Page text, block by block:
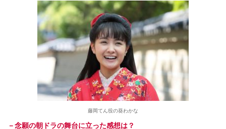
藤岡てん役の葵わかな
－念願の朝ドラの舞台に立った感想は？